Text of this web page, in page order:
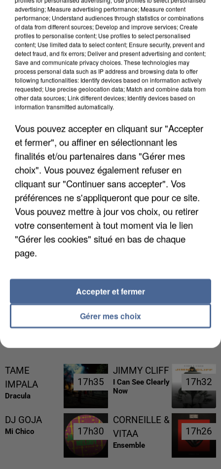
UNE TOURISTE DE L’OISE EMPORTÉE PAR UNE
COULÉE DE BOUE EN HAUTE-SAVOIE
LES DONNÉES DE 300 000 CLIENTS DÉROBÉES À
INTERMARCHÉ APRÈS UNE...
TAME
IMPALA
Dracula
17h35
17h35
JIMMY CLIFF
I Can See Clearly
Now
17h32
17h32
DJ GOJA
Mi Chico 17h30
17h30
CORNEILLE &
VITAA
Ensemble
17h26
17h26
advertising; Measure advertising performance; Measure content
performance; Understand audiences through statistics or combinations
of data from different sources; Develop and improve services; Create
profiles to personalise content; Use profiles to select personalised
content; Use limited data to select content; Ensure security, prevent and
detect fraud, and fix errors; Deliver and present advertising and content;
Save and communicate privacy choices. These technologies may
process personal data such as IP address and browsing data to offer
following functionalities: Identify devices based on information actively
requested; Use precise geolocation data; Match and combine data from
other data sources; Link different devices; Identify devices based on
information transmitted automatically.
Vous pouvez accepter en cliquant sur "Accepter
et fermer", ou affiner en sélectionnant les
finalités et/ou partenaires dans "Gérer mes
choix". Vous pouvez également refuser en
cliquant sur "Continuer sans accepter". Vos
préférences ne s'appliqueront que pour ce site.
Vous pouvez mettre à jour vos choix, ou retirer
votre consentement à tout moment via le lien
"Gérer les cookies" situé en bas de chaque
page.
Gérer mes choix
Accepter et fermer